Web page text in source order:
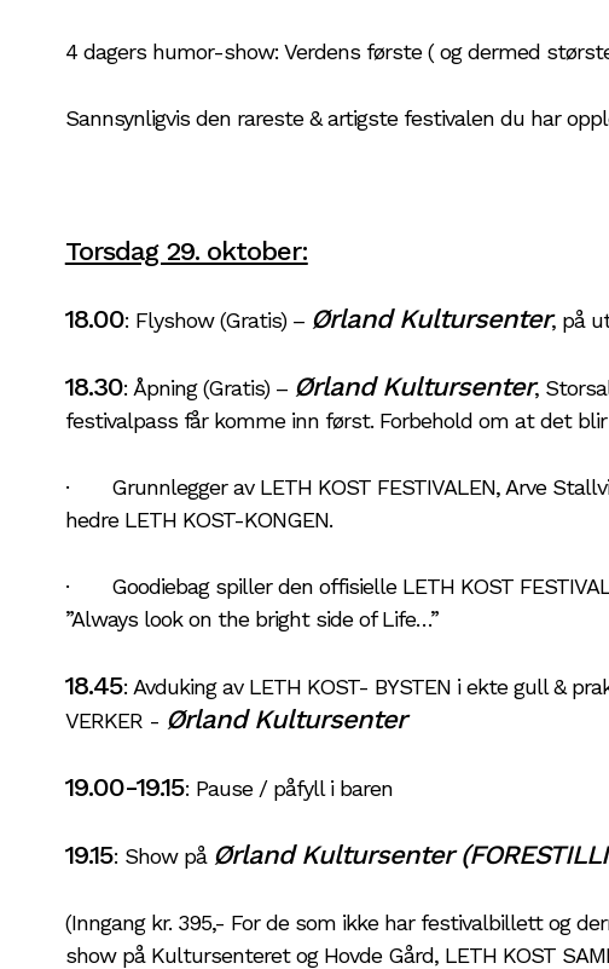
4 dagers humor-show: Verdens første ( og dermed
Sannsynligvis den rareste & artigste festivalen du har
Torsdag 29. oktober:
18.00: Flyshow (Gratis) – Ørland Kultursenter, på
18.30: Åpning (Gratis) – Ørland Kultursenter,
festivalpass får komme inn først. Forbehold om at det
· Grunnlegger av LETH KOST FESTIVALEN, Arve
hedre LETH KOST-KONGEN.
· Goodiebag spiller den offisielle LETH KOST
”Always look on the bright side of Life…”
18.45: Avduking av LETH KOST- BYSTEN i ekte gull &
VERKER - Ørland Kultursenter
19.00-19.15: Pause / påfyll i baren
19.15: Show på Ørland Kultursenter
(Inngang kr. 395,- For de som ikke har festivalbillett og
show på Kultursenteret og Hovde Gård, LETH KOST